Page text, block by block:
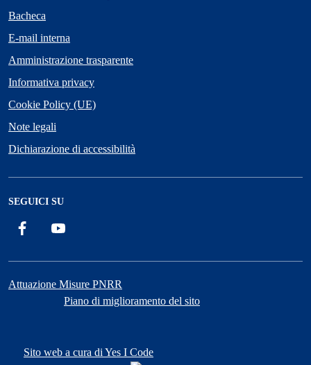
Bacheca
E-mail interna
Amministrazione trasparente
Informativa privacy
Cookie Policy (UE)
Note legali
Dichiarazione di accessibilità
SEGUICI SU
Facebook
Attuazione Misure PNRR
Piano di miglioramento del sito
Sito web a cura di Yes I Code